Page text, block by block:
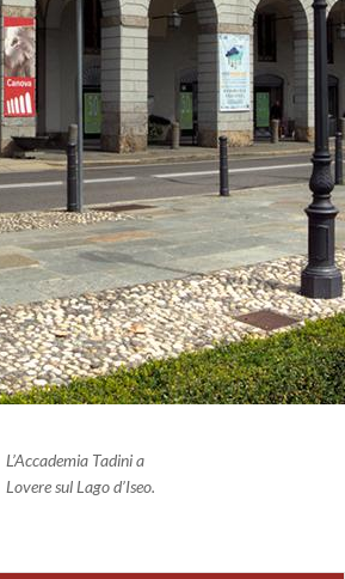
L’Accademia Tadini a
Lovere sul Lago d’Iseo.